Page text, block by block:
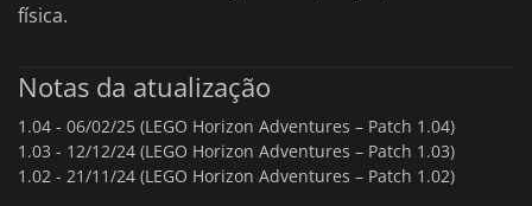
física.
Notas da atualização
1.04 - 06/02/25 (LEGO Horizon Adventures – Patch 1.04)
1.03 - 12/12/24 (LEGO Horizon Adventures – Patch 1.03)
1.02 - 21/11/24 (LEGO Horizon Adventures – Patch 1.02)